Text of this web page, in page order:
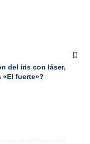
del iris con láser,
«El fuerte»?